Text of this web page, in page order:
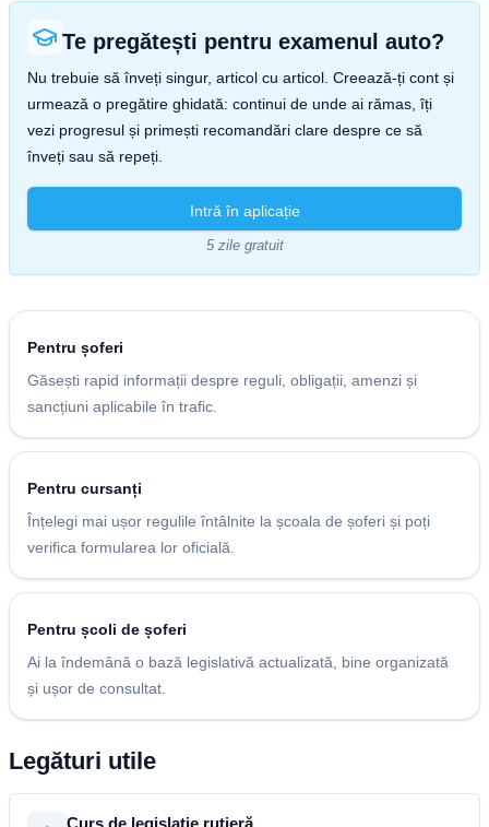
Te pregătești pentru examenul auto?
Nu trebuie să înveți singur, articol cu articol. Creează-ți cont și
urmează o pregătire ghidată: continui de unde ai rămas, îți
vezi progresul și primești recomandări clare despre ce să
înveți sau să repeți.
Intră în aplicație
5 zile gratuit
Pentru șoferi
Găsești rapid informații despre reguli, obligații, amenzi și
sancțiuni aplicabile în trafic.
Pentru cursanți
Înțelegi mai ușor regulile întâlnite la școala de șoferi și poți
verifica formularea lor oficială.
Pentru școli de șoferi
Ai la îndemână o bază legislativă actualizată, bine organizată
și ușor de consultat.
Legături utile
Curs de legislație rutieră